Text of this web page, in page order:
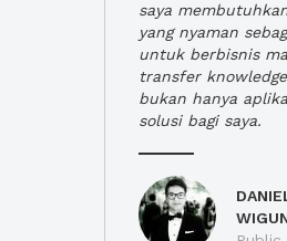
saya
yang nyaman
untuk berbisnis
transfer
bukan hanya
solusi bagi saya.